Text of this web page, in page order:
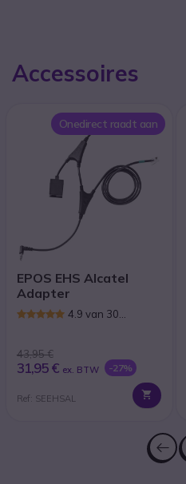
Accessoires
Onedirect raadt aan
EPOS EHS Alcatel
Adapter
4.9 van 30
43,95 €
31,95 € ex. BTW -27%
Ref: SEEHSAL